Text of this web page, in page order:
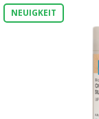
Jeder Tag bringt
NEUIGKEIT